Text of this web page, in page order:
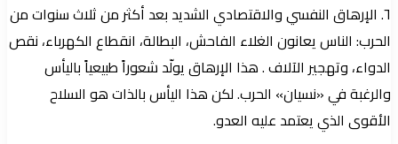
٦. الإرهاق النفسي والاقتصادي الشديد بعد أكثر من ثلاث سنوات من
الحرب: الناس يعانون الغلاء الفاحش، البطالة، انقطاع الكهرباء، نقص
الدواء، وتهجير الآلاف . هذا الإرهاق يولّد شعوراً طبيعياً باليأس
والرغبة في «نسيان» الحرب. لكن هذا اليأس بالذات هو السلاح
الأقوى الذي يعتمد عليه العدو.